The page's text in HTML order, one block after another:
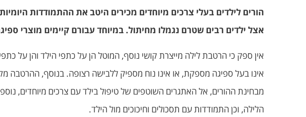
הורים לילדים בעלי צרכים מיוחדים מכירים היטב את ההתמודדות
אצל ילדים רבים שטרם נגמלו מחיתול. במיוחד עבורם קיימים מוצרי
אין ספק כי הרטבת לילה מייצרת קושי נוסף, המוטל הן על כתפי הילד והן על
אינו בעל ספיגה מספקת, או אינו נוח מספיק ללבישה רצופה. בנוסף, ההרטבה
מבחינת ההורים, אל האתגרים השוטפים של טיפול בילד עם צרכים מיוחדים,
הלילה, וכן התמודדות עם תסכולים וחיכוכים מול הילד.